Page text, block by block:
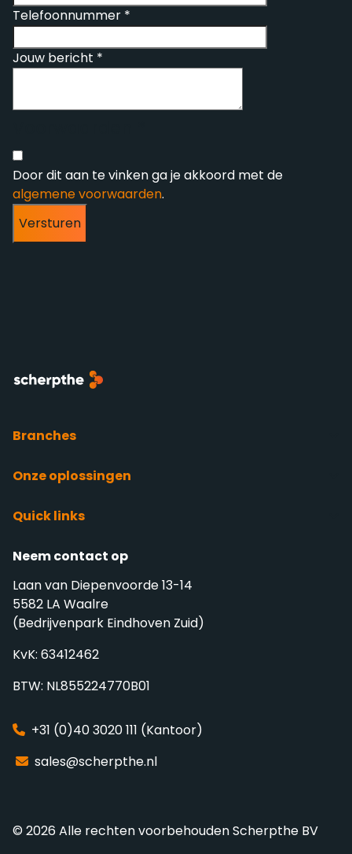
Telefoonnummer *
Jouw bericht *
Door dit aan te vinken ga je akkoord met de
algemene voorwaarden.
Versturen
Branches
Onze oplossingen
Quick links
Neem contact op
Laan van Diepenvoorde 13-14
5582 LA Waalre
(Bedrijvenpark Eindhoven Zuid)
KvK: 63412462
BTW: NL855224770B01
+31 (0)40 3020 111 (Kantoor)
sales@scherpthe.nl
© 2026 Alle rechten voorbehouden Scherpthe BV